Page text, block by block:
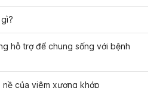
hỗ trợ để chung sống với bệnh
của viêm xương khớp